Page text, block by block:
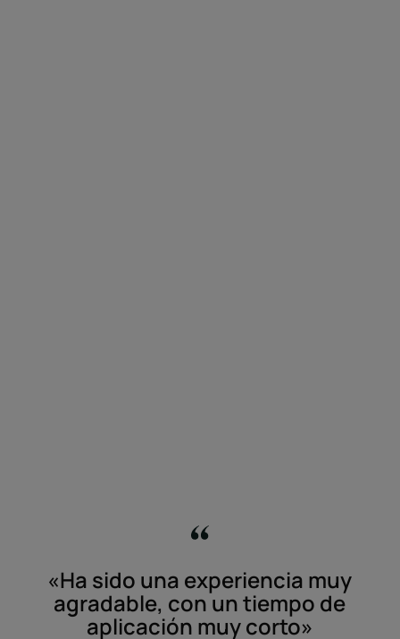
«Ha sido una experiencia muy
agradable, con un tiempo de
aplicación muy corto»